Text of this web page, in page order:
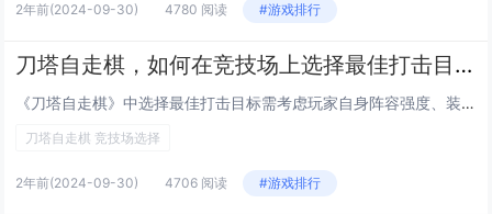
2年前(2024-09-30) 4780 阅读 #游戏排行
刀塔自走棋，如何在竞技场上选择最佳打击目标
《刀塔自走棋》中选择最佳打击目标需考虑玩家自身阵容强度、装备及对手的弱势点。初期尽量避免与强势阵容硬碰，减少损失以保证血量和经济优势；中期根据手中的棋子和装备针对性地克制其他玩家的阵容；后期则需不断优化阵容，提升战斗力。适时调整站位和升级棋...
刀塔自走棋 竞技场选择
2年前(2024-09-30) 4706 阅读 #游戏排行